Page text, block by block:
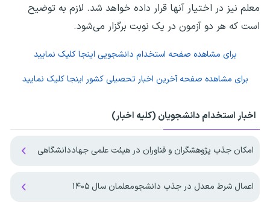
معلم نیز در اختیار آنها قرار داده خواهد شد. لازم به توضیح
است که هر دو آزمون در یک نوبت برگزار می‌شود.
برای مشاهده صفحه استخدام دانشجویی اینجا کلیک نمایید
برای مشاهده صفحه آخرین اخبار تحصیلی کشور اینجا کلیک نمایید
اخبار استخدام دانشجویان (کلیه اخبار)
امکان جذب پژوهشگران و فناوران در هیئت علمی جهاددانشگاهی
اعمال شرط معدل در جذب دانشجومعلمان سال ۱۴۰۵